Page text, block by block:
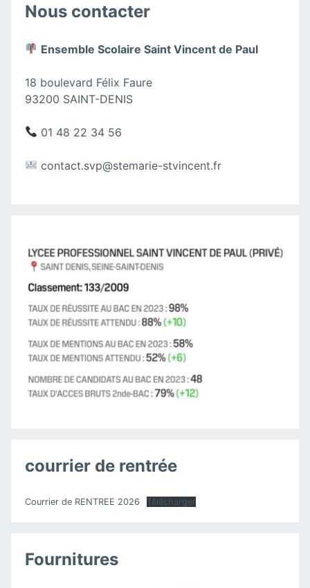
Nous contacter
Ensemble Scolaire Saint Vincent de Paul
18 boulevard Félix Faure
93200 SAINT-DENIS
01 48 22 34 56
contact.svp@stemarie-stvincent.fr
courrier de rentrée
Courrier de RENTREE 2026 Télécharger
Fournitures